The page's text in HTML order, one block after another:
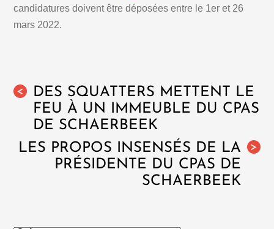
candidatures doivent être déposées entre le 1er et 26
mars 2022.
<
DES SQUATTERS METTENT LE
FEU À UN IMMEUBLE DU CPAS
DE SCHAERBEEK
>
LES PROPOS INSENSÉS DE LA
PRÉSIDENTE DU CPAS DE
SCHAERBEEK